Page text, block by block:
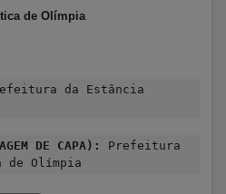
de Olímpia
da Estância
DE CAPA):
Prefeitura
de Olímpia